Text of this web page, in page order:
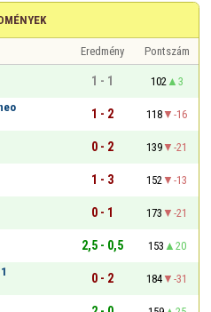
Eredmény
Pontszám
1 - 1 102
3
1 - 2 118
-16
0 - 2 139
-21
1 - 3 152
-13
0 - 1 173
-21
2,5 - 0,5 153
20
0 - 2 184
-31